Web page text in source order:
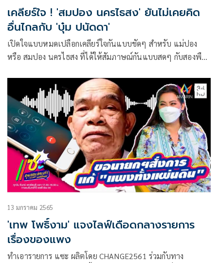
เคลียร์ใจ ! 'สมปอง นครไธสง' ยันไม่เคยคิด
อื่นไกลกับ 'บุ๋ม ปนัดดา'
เปิดใจแบบหมดเปลือกเคลียร์ใจกันแบบชัดๆ สำหรับ แม่ปอง
หรือ สมปอง นครไธสง ที่ได้ให้สัมภาษณ์กันแบบสดๆ กับสองพืธี
ร่วมกับทาง อมรินทร์ ทีวี เอชดี 34 หลังจาก ปล่อยเพลงแรกสม
ปองเด้อสมปอง ยอดวิวทะลุล้าน! แจงความสัมพันธ์ บุ๋ม ปนัดดา
แค่พี่สาวที่เคารพ ไม่เคยคิดเป็นอื่น พร้อมน้อมรับทุกคนติ กรณี
ความไม่เหมาะสมหลังสึก
13 มกราคม 2565
'เทพ โพธิ์งาม' แจงไลฟ์เดือดกลางรายการ
เรื่องของแพง
ทำเอารายการ แซะ ผลิตโดย CHANGE2561 ร่วมกับทาง